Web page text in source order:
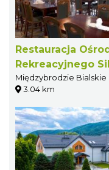
Restauracja
Rekreacyjnego
Międzybrodzie Bialskie
3.04 km